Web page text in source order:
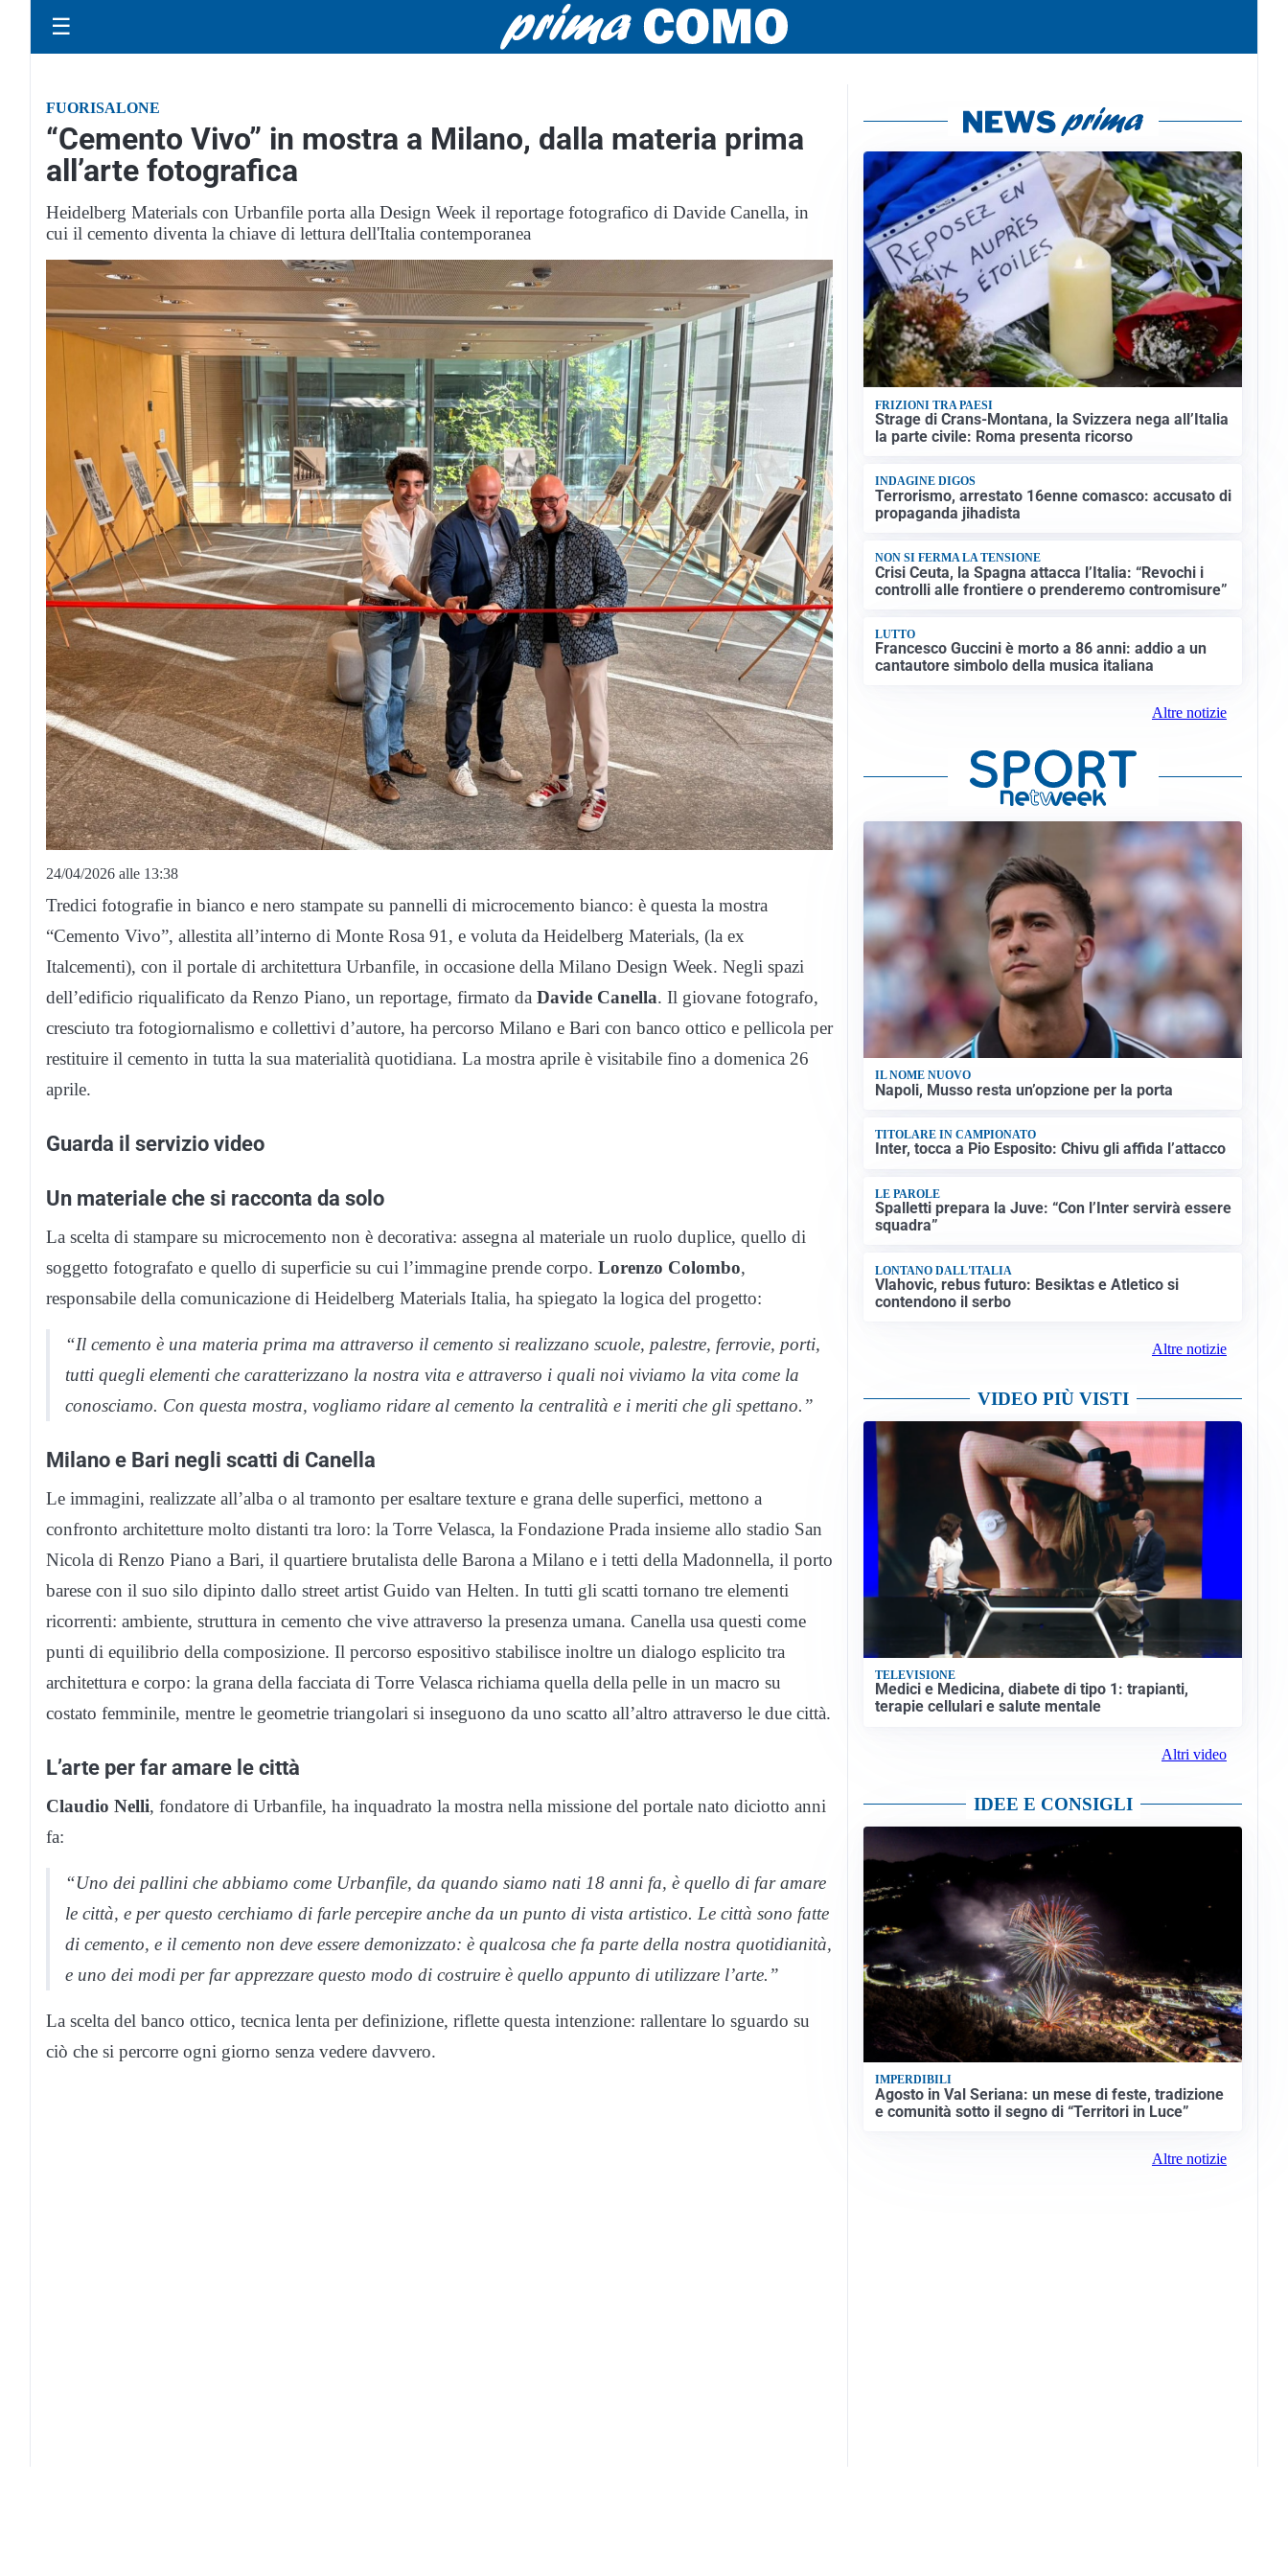
☰
FUORISALONE
“Cemento Vivo” in mostra a Milano, dalla materia prima
all’arte fotografica
Heidelberg Materials con Urbanfile porta alla Design Week il reportage fotografico di Davide Canella, in
cui il cemento diventa la chiave di lettura dell'Italia contemporanea
24/04/2026 alle 13:38
Tredici fotografie in bianco e nero stampate su pannelli di microcemento bianco: è questa la mostra
“Cemento Vivo”, allestita all’interno di Monte Rosa 91, e voluta da Heidelberg Materials, (la ex
Italcementi), con il portale di architettura Urbanfile, in occasione della Milano Design Week. Negli spazi
dell’edificio riqualificato da Renzo Piano, un reportage, firmato da Davide Canella. Il giovane fotografo,
cresciuto tra fotogiornalismo e collettivi d’autore, ha percorso Milano e Bari con banco ottico e pellicola per
restituire il cemento in tutta la sua materialità quotidiana. La mostra aprile è visitabile fino a domenica 26
aprile.
Guarda il servizio video
Un materiale che si racconta da solo
La scelta di stampare su microcemento non è decorativa: assegna al materiale un ruolo duplice, quello di
soggetto fotografato e quello di superficie su cui l’immagine prende corpo. Lorenzo Colombo,
responsabile della comunicazione di Heidelberg Materials Italia, ha spiegato la logica del progetto:
“Il cemento è una materia prima ma attraverso il cemento si realizzano scuole, palestre, ferrovie, porti,
tutti quegli elementi che caratterizzano la nostra vita e attraverso i quali noi viviamo la vita come la
conosciamo. Con questa mostra, vogliamo ridare al cemento la centralità e i meriti che gli spettano.”
Milano e Bari negli scatti di Canella
Le immagini, realizzate all’alba o al tramonto per esaltare texture e grana delle superfici, mettono a
confronto architetture molto distanti tra loro: la Torre Velasca, la Fondazione Prada insieme allo stadio San
Nicola di Renzo Piano a Bari, il quartiere brutalista delle Barona a Milano e i tetti della Madonnella, il porto
barese con il suo silo dipinto dallo street artist Guido van Helten. In tutti gli scatti tornano tre elementi
ricorrenti: ambiente, struttura in cemento che vive attraverso la presenza umana. Canella usa questi come
punti di equilibrio della composizione. Il percorso espositivo stabilisce inoltre un dialogo esplicito tra
architettura e corpo: la grana della facciata di Torre Velasca richiama quella della pelle in un macro su
costato femminile, mentre le geometrie triangolari si inseguono da uno scatto all’altro attraverso le due città.
L’arte per far amare le città
Claudio Nelli, fondatore di Urbanfile, ha inquadrato la mostra nella missione del portale nato diciotto anni
fa:
“Uno dei pallini che abbiamo come Urbanfile, da quando siamo nati 18 anni fa, è quello di far amare
le città, e per questo cerchiamo di farle percepire anche da un punto di vista artistico. Le città sono fatte
di cemento, e il cemento non deve essere demonizzato: è qualcosa che fa parte della nostra quotidianità,
e uno dei modi per far apprezzare questo modo di costruire è quello appunto di utilizzare l’arte.”
La scelta del banco ottico, tecnica lenta per definizione, riflette questa intenzione: rallentare lo sguardo su
ciò che si percorre ogni giorno senza vedere davvero.
FRIZIONI TRA PAESI
Strage di Crans-Montana, la Svizzera nega all’Italia
la parte civile: Roma presenta ricorso
INDAGINE DIGOS
Terrorismo, arrestato 16enne comasco: accusato di
propaganda jihadista
NON SI FERMA LA TENSIONE
Crisi Ceuta, la Spagna attacca l’Italia: “Revochi i
controlli alle frontiere o prenderemo contromisure”
LUTTO
Francesco Guccini è morto a 86 anni: addio a un
cantautore simbolo della musica italiana
Altre notizie
IL NOME NUOVO
Napoli, Musso resta un’opzione per la porta
TITOLARE IN CAMPIONATO
Inter, tocca a Pio Esposito: Chivu gli affida l’attacco
LE PAROLE
Spalletti prepara la Juve: “Con l’Inter servirà essere
squadra”
LONTANO DALL'ITALIA
Vlahovic, rebus futuro: Besiktas e Atletico si
contendono il serbo
Altre notizie
VIDEO PIÙ VISTI
TELEVISIONE
Medici e Medicina, diabete di tipo 1: trapianti,
terapie cellulari e salute mentale
Altri video
IDEE E CONSIGLI
IMPERDIBILI
Agosto in Val Seriana: un mese di feste, tradizione
e comunità sotto il segno di “Territori in Luce”
Altre notizie